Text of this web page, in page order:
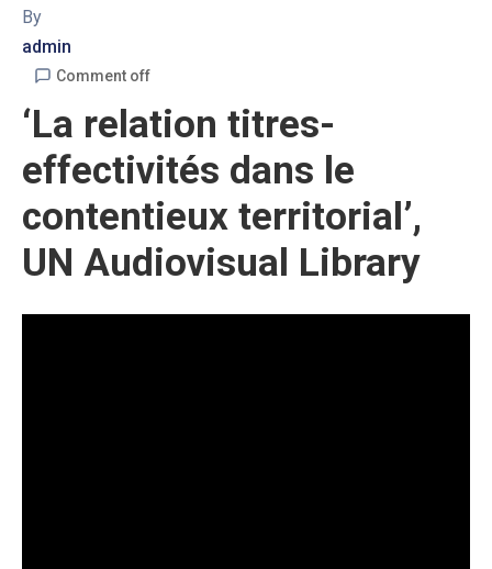
By
admin
Comment off
‘La relation titres-
effectivités dans le
contentieux territorial’,
UN Audiovisual Library